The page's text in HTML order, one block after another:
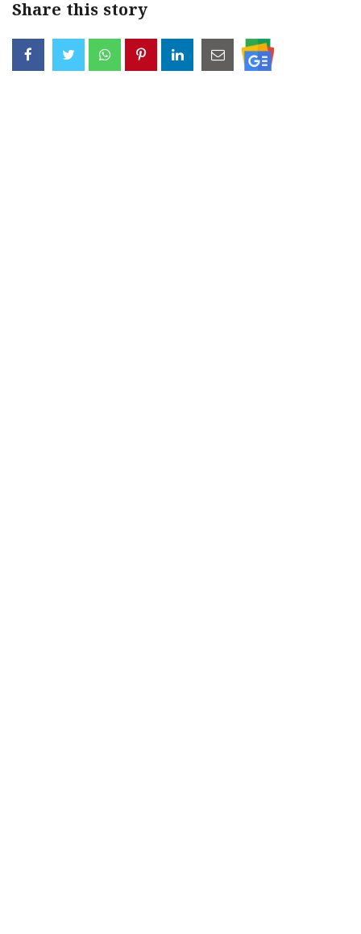
Share this story